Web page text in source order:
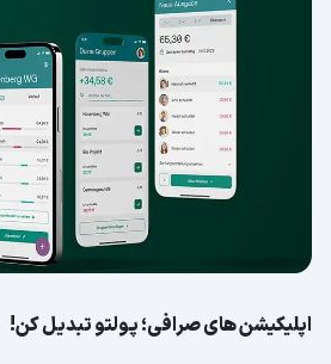
اپلیکیشن های صرافی؛ پولتو تبدیل کن!